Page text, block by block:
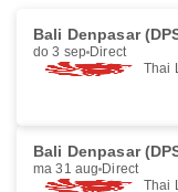
Bali Denpasar
do 3 sep Direct
Thai
Bali Denpasar
ma 31 aug Direct
Thai